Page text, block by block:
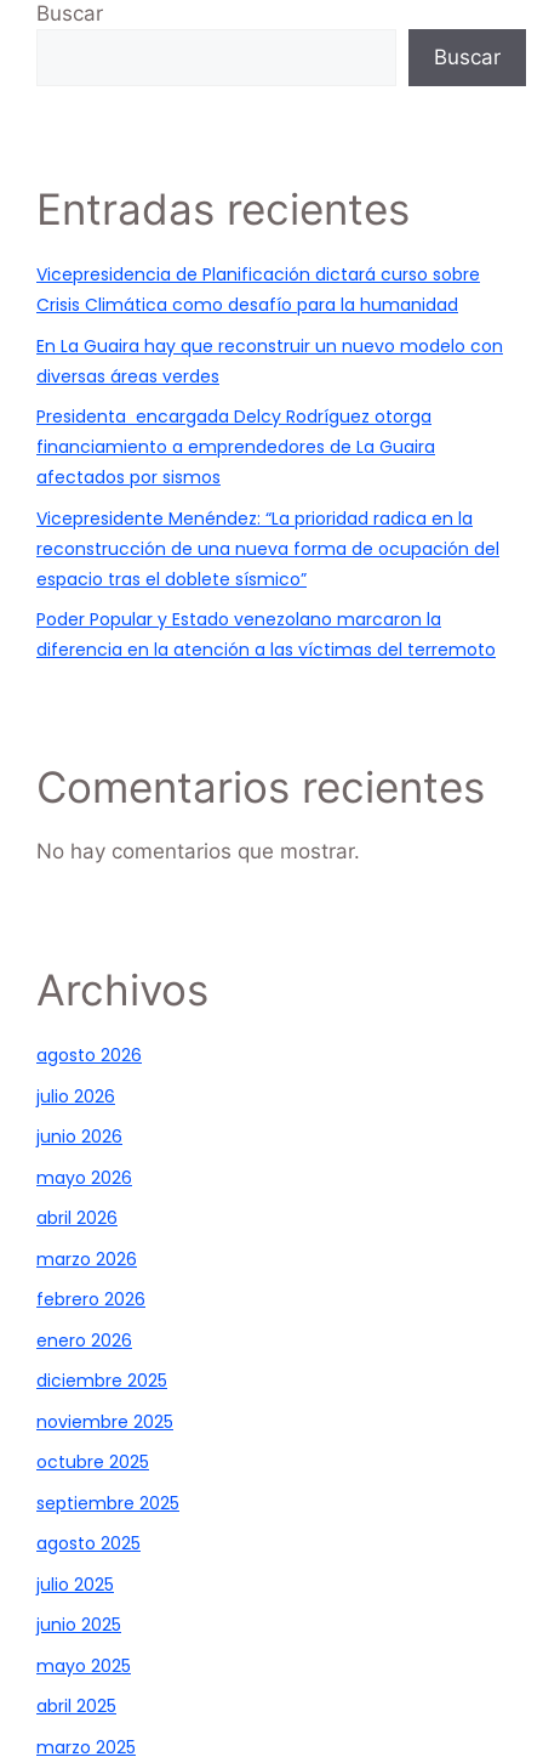
Buscar
Buscar
Entradas recientes
Vicepresidencia de Planificación dictará curso sobre
Crisis Climática como desafío para la humanidad
En La Guaira hay que reconstruir un nuevo modelo con
diversas áreas verdes
Presidenta encargada Delcy Rodríguez otorga
financiamiento a emprendedores de La Guaira
afectados por sismos
Vicepresidente Menéndez: “La prioridad radica en la
reconstrucción de una nueva forma de ocupación del
espacio tras el doblete sísmico”
Poder Popular y Estado venezolano marcaron la
diferencia en la atención a las víctimas del terremoto
Comentarios recientes
No hay comentarios que mostrar.
Archivos
agosto 2026
julio 2026
junio 2026
mayo 2026
abril 2026
marzo 2026
febrero 2026
enero 2026
diciembre 2025
noviembre 2025
octubre 2025
septiembre 2025
agosto 2025
julio 2025
junio 2025
mayo 2025
abril 2025
marzo 2025